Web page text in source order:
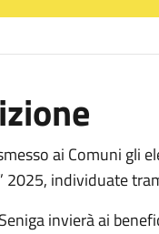
ai Comuni
2025, individuate
invierà ai